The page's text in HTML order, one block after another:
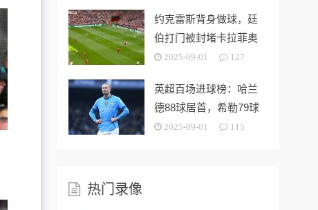
约克雷斯背身做球，廷
伯打门被封堵卡拉菲奥
里再射偏出
2025-09-01 127
英超百场进球榜：哈兰
德88球居首，希勒79球
次席，范尼第三
2025-09-01 115
热门录像